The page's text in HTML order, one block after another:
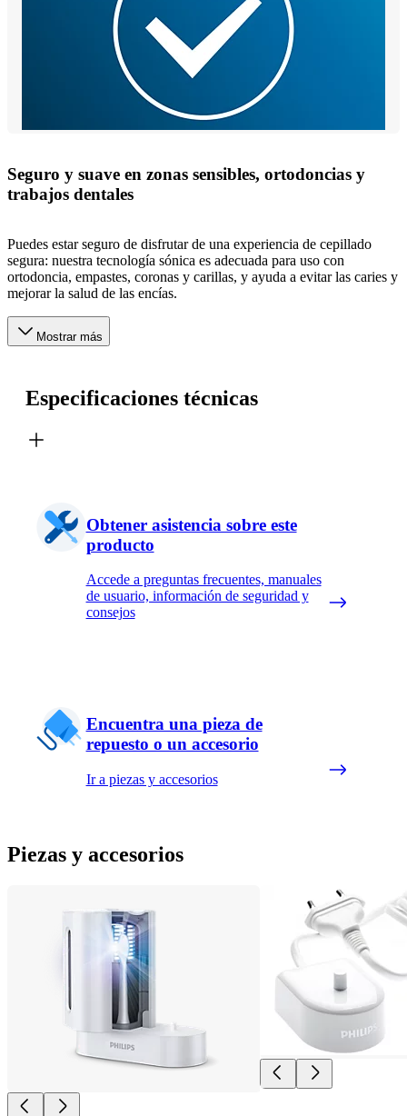
Seguro y suave en zonas sensibles, ortodoncias y
trabajos dentales
Puedes estar seguro de disfrutar de una experiencia de cepillado
segura: nuestra tecnología sónica es adecuada para uso con
ortodoncia, empastes, coronas y carillas, y ayuda a evitar las caries y
mejorar la salud de las encías.
Mostrar más
Especificaciones técnicas
Obtener asistencia sobre este
producto
Accede a preguntas frecuentes, manuales
de usuario, información de seguridad y
consejos
Encuentra una pieza de
repuesto o un accesorio
Ir a piezas y accesorios
Piezas y accesorios